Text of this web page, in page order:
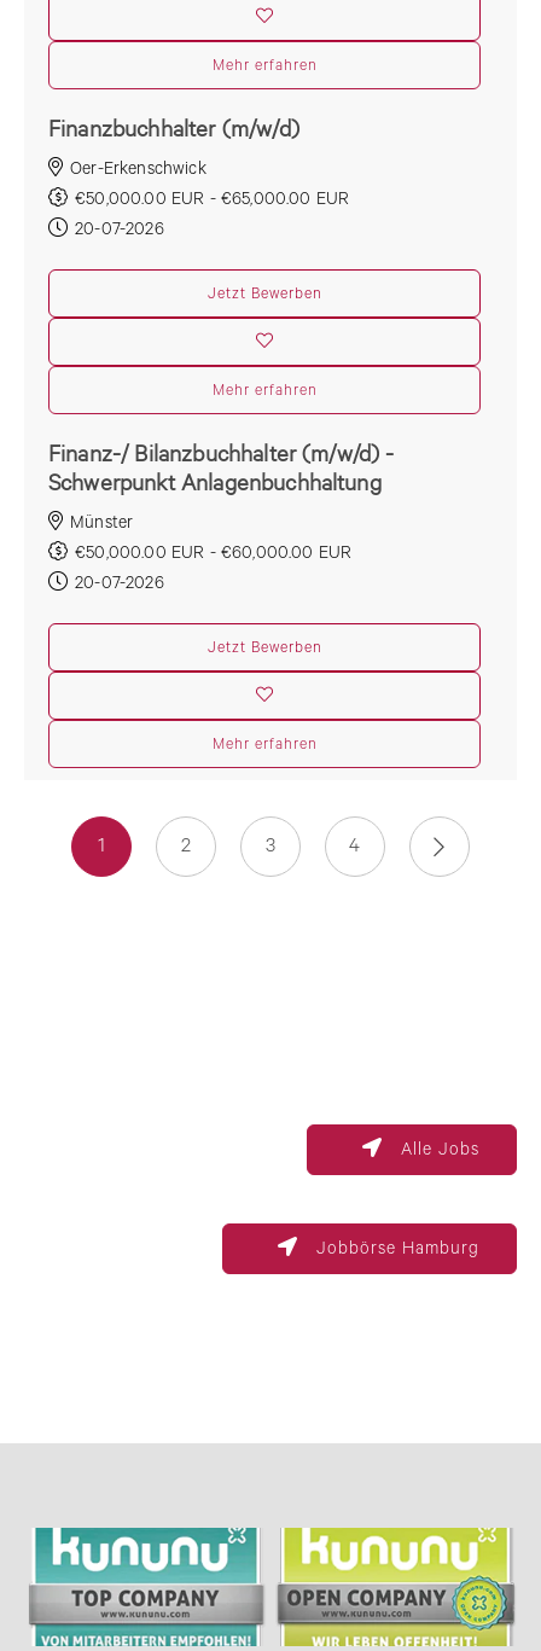
Mehr erfahren
Finanzbuchhalter (m/w/d)
Oer-Erkenschwick
€50,000.00 EUR - €65,000.00 EUR
20-07-2026
Jetzt Bewerben
Mehr erfahren
Finanz-/ Bilanzbuchhalter (m/w/d) -
Schwerpunkt Anlagenbuchhaltung
Münster
€50,000.00 EUR - €60,000.00 EUR
20-07-2026
Jetzt Bewerben
Mehr erfahren
1 2 3 4
Alle Jobs
Jobbörse Hamburg